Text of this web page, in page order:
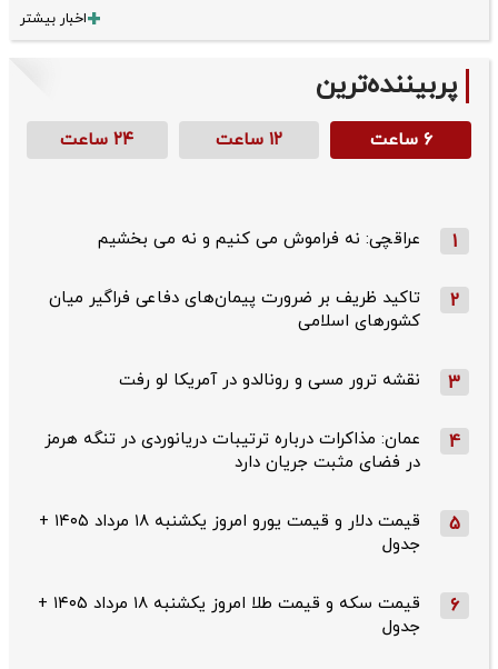
اخبار بیشتر
پربیننده‌ترین
۶ ساعت ۱۲ ساعت ۲۴ ساعت
1 عراقچی: نه فراموش می کنیم و نه می بخشیم
2
تاکید ظریف بر ضرورت پیمان‌های دفاعی فراگیر میان
کشورهای اسلامی
3 نقشه ترور مسی و رونالدو در آمریکا لو رفت
4
عمان: مذاکرات درباره ترتیبات دریانوردی در تنگه هرمز
در فضای مثبت جریان دارد
5
قیمت دلار و قیمت یورو امروز یکشنبه ۱۸ مرداد ۱۴۰۵ +
جدول
6
قیمت سکه و قیمت طلا امروز یکشنبه ۱۸ مرداد ۱۴۰۵ +
جدول